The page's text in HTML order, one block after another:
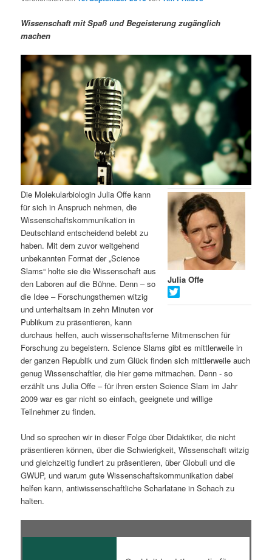
ä
r
e
I
n
h
a
l
t
s
p
r
i
n
g
e
n
n
d
ä
e
n
I
n
h
a
l
t
s
p
r
i
n
g
e
n
n
v
i
g
t
i
o
Wissenschaft mit Spaß und Begeisterung zugänglich
machen
Julia Offe
Die Molekularbiologin Julia Offe kann
für sich in Anspruch nehmen, die
Wissenschaftskommunikation in
Deutschland entscheidend belebt zu
haben. Mit dem zuvor weitgehend
unbekannten Format der „Science
Slams“ holte sie die Wissenschaft aus
den Laboren auf die Bühne. Denn – so
die Idee – Forschungsthemen witzig
und unterhaltsam in zehn Minuten vor
Publikum zu präsentieren, kann
durchaus helfen, auch wissenschaftsferne Mitmenschen für
Forschung zu begeistern. Science Slams gibt es mittlerweile in
der ganzen Republik und zum Glück finden sich mittlerweile auch
genug Wissenschaftler, die hier gerne mitmachen. Denn - so
erzählt uns Julia Offe – für ihren ersten Science Slam im Jahr
2009 war es gar nicht so einfach, geeignete und willige
Teilnehmer zu finden.
Und so sprechen wir in dieser Folge über Didaktiker, die nicht
präsentieren können, über die Schwierigkeit, Wissenschaft witzig
und gleichzeitig fundiert zu präsentieren, über Globuli und die
GWUP, und warum gute Wissenschaftskommunikation dabei
helfen kann, antiwissenschaftliche Scharlatane in Schach zu
halten.